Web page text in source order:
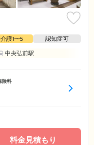
護1〜5
認知症可
中央弘前駅
険料
料金見積もり